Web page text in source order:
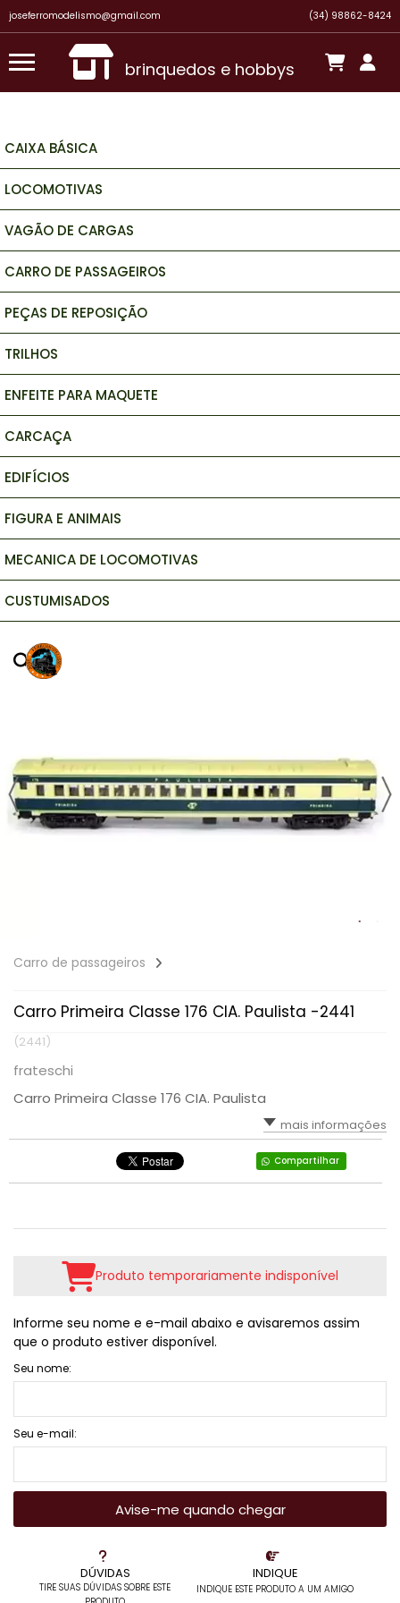
joseferromodelismo@gmail.com (34) 98862-8424
brinquedos e hobbys
CAIXA BÁSICA
LOCOMOTIVAS
VAGÃO DE CARGAS
CARRO DE PASSAGEIROS
PEÇAS DE REPOSIÇÃO
TRILHOS
ENFEITE PARA MAQUETE
CARCAÇA
EDIFÍCIOS
FIGURA E ANIMAIS
MECANICA DE LOCOMOTIVAS
CUSTUMISADOS
Carro de passageiros
Carro Primeira Classe 176 CIA. Paulista -2441
(2441)
frateschi
Carro Primeira Classe 176 CIA. Paulista
mais informações
Compartilhar
DÚVIDAS
TIRE SUAS DÚVIDAS SOBRE ESTE
INDIQUE
INDIQUE ESTE PRODUTO A UM AMIGO
Produto temporariamente indisponível
Informe seu nome e e-mail abaixo e avisaremos assim
que o produto estiver disponível.
Seu nome:
Seu e-mail:
Avise-me quando chegar
Há 8 horas